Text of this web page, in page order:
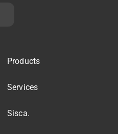
Products
Services
Sisca.